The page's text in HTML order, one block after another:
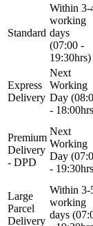
Standard
Within 3-
working
days
(07:00 -
19:30hrs)
Express
Delivery
Next
Working
Day
-
Premium
Delivery
- DPD
Next
Working
Day
-
Large
Parcel
Delivery
Within 3-
working
days